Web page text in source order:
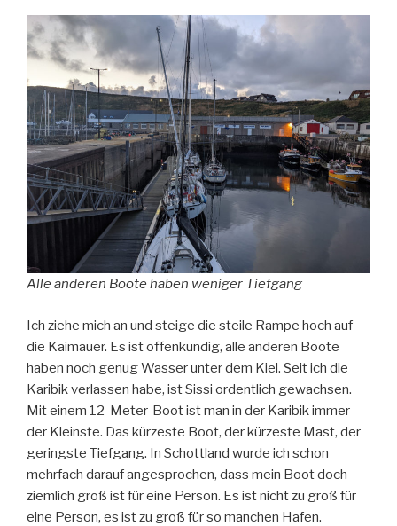
Alle anderen Boote haben weniger Tiefgang
Ich ziehe mich an und steige die steile Rampe hoch auf
die Kaimauer. Es ist offenkundig, alle anderen Boote
haben noch genug Wasser unter dem Kiel. Seit ich die
Karibik verlassen habe, ist Sissi ordentlich gewachsen.
Mit einem 12-Meter-Boot ist man in der Karibik immer
der Kleinste. Das kürzeste Boot, der kürzeste Mast, der
geringste Tiefgang. In Schottland wurde ich schon
mehrfach darauf angesprochen, dass mein Boot doch
ziemlich groß ist für eine Person. Es ist nicht zu groß für
eine Person, es ist zu groß für so manchen Hafen.